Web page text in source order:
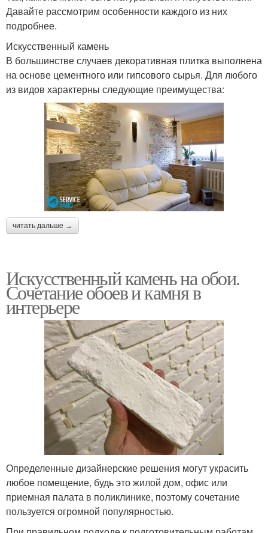
Давайте рассмотрим особенности каждого из них
подробнее.
Искусственный камень
В большинстве случаев декоративная плитка выполнена
на основе цементного или гипсового сырья. Для любого
из видов характерны следующие преимущества:
читать дальше →
Искусственный камень на обои.
Сочетание обоев и камня в
интерьере
Определенные дизайнерские решения могут украсить
любое помещение, будь это жилой дом, офис или
приемная палата в поликлинике, поэтому сочетание
пользуется огромной популярностью.